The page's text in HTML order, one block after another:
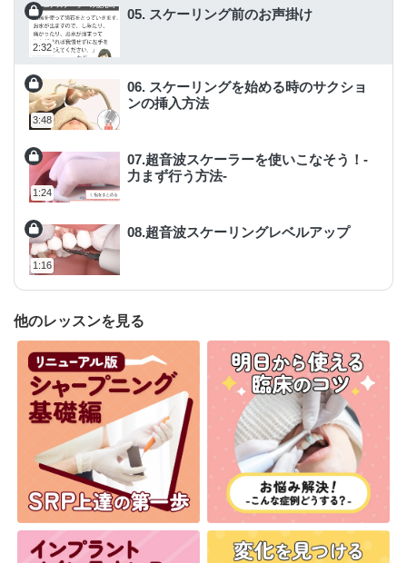
2:32
05. スケーリング前のお声掛け
3:48
06. スケーリングを始める時のサクショ
ンの挿入方法
1:24
07.超音波スケーラーを使いこなそう！-
力まず行う方法-
1:16
08.超音波スケーリングレベルアップ
他のレッスンを見る